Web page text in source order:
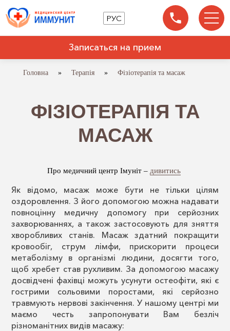
РУС
Записаться на прием
Головна » Терапія » Фізіотерапія та масаж
ФІЗІОТЕРАПІЯ ТА
МАСАЖ
Про медичний центр Імуніт – дивитись
Як відомо, масаж може бути не тільки цілям
оздоровлення. З його допомогою можна надавати
повноцінну медичну допомогу при серйозних
захворюваннях, а також застосовують для зняття
хворобливих станів. Масаж здатний покращити
кровообіг, струм лімфи, прискорити процеси
метаболізму в організмі людини, досягти того,
щоб хребет став рухливим. За допомогою масажу
досвідчені фахівці можуть усунути остеофіти, які є
гострими сольовими поростами, які серйозно
травмують нервові закінчення. У нашому центрі ми
маємо честь запропонувати Вам безліч
різноманітних видів масажу: